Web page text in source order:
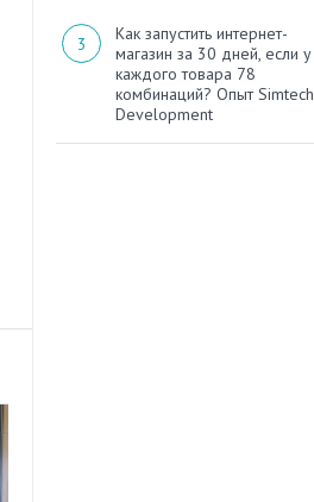
Как запустить интернет-
магазин за 30 дней, если у
каждого товара 78
комбинаций? Опыт Simtech
Development